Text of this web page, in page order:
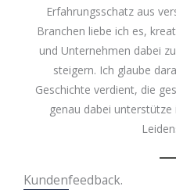
Erfahrungsschatz aus
Branchen liebe ich es,
und Unternehmen dabei
steigern. Ich glaube
Geschichte verdient, die
genau dabei
Kundenfeedback.